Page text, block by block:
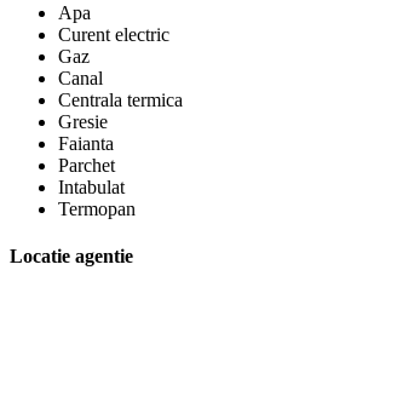
Apa
Curent electric
Gaz
Canal
Centrala termica
Gresie
Faianta
Parchet
Intabulat
Termopan
Locatie agentie